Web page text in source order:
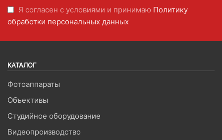
Я согласен с условиями и принимаю Политику
обработки персональных данных
КАТАЛОГ
Фотоаппараты
Объективы
Студийное оборудование
Видеопроизводство